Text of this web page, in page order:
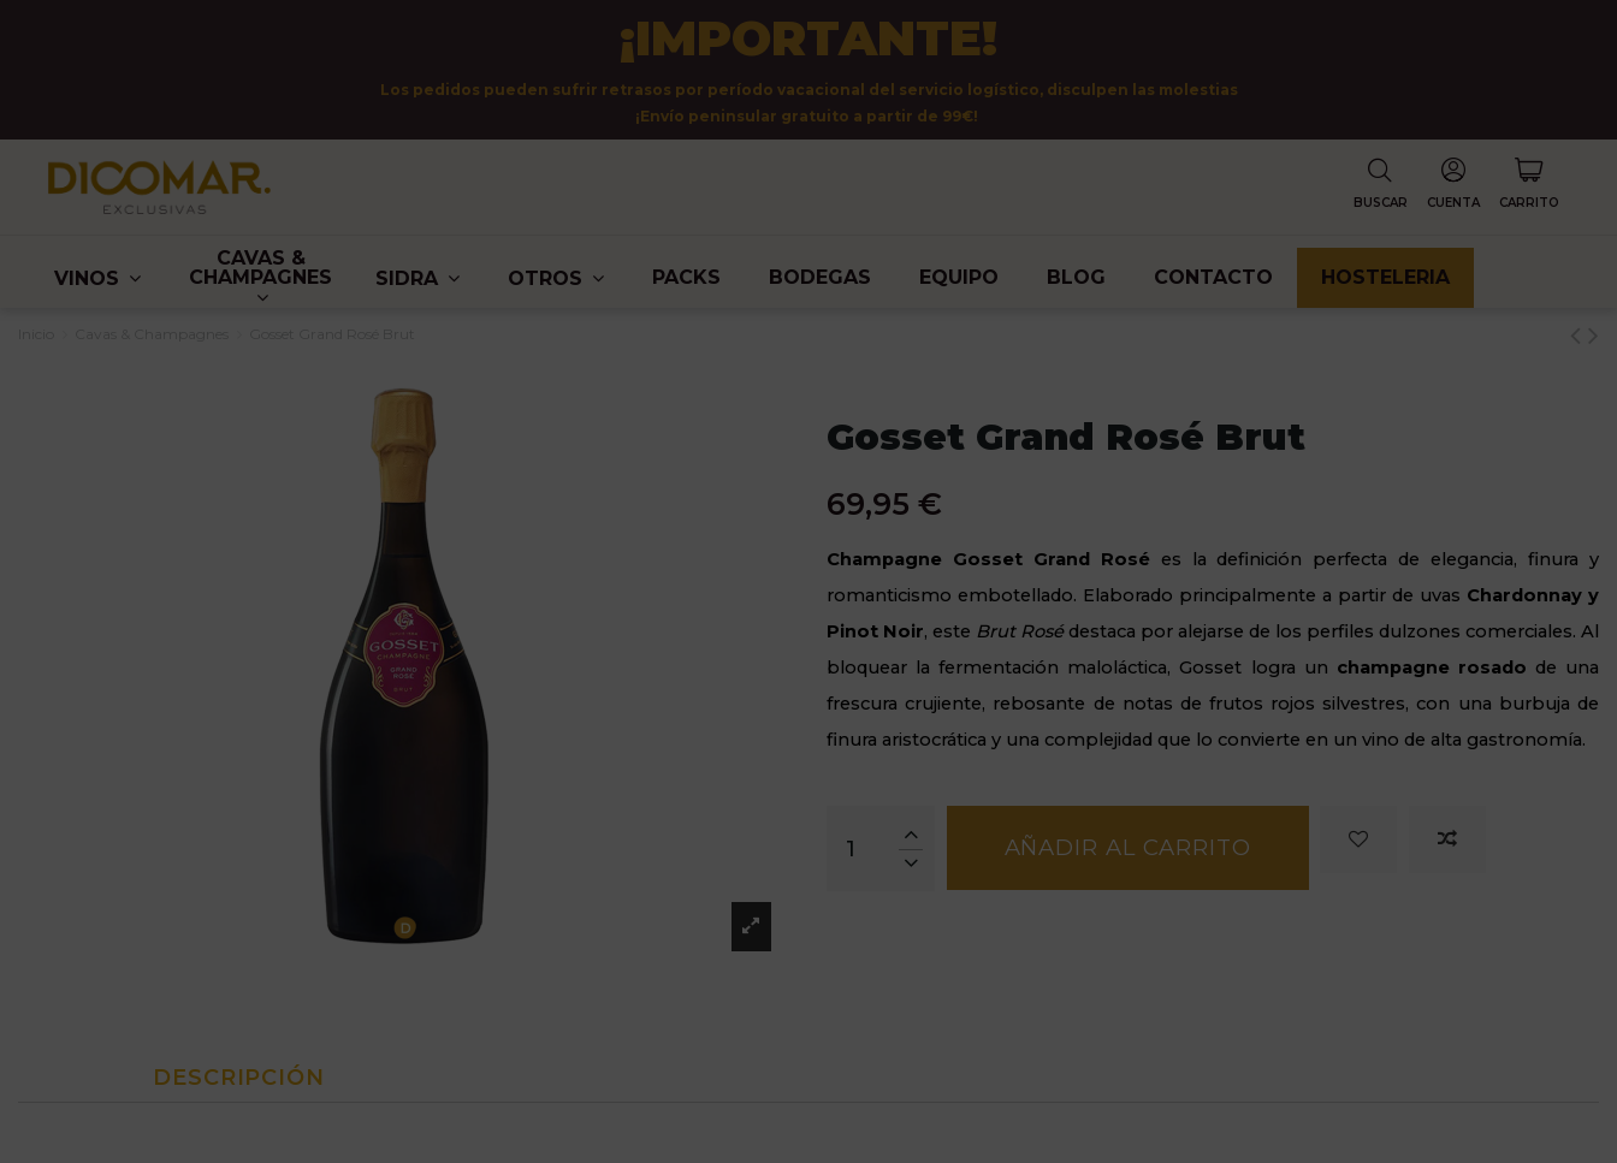
¡IMPORTANTE!
Los pedidos pueden sufrir retrasos por período vacacional del servicio logístico, disculpen las molestias
¡Envío peninsular gratuito a partir de 99€!
BUSCAR CUENTA CARRITO
VINOS
CAVAS &
CHAMPAGNES
SIDRA OTROS PACKS BODEGAS EQUIPO BLOG CONTACTO HOSTELERIA
Gosset Grand Rosé Brut
69,95 €
Champagne Gosset Grand Rosé es la definición perfecta de elegancia, finura y
romanticismo embotellado. Elaborado principalmente a partir de uvas Chardonnay y
Pinot Noir, este Brut Rosédestaca por alejarse de los perfiles dulzones comerciales. Al
bloquear la fermentación maloláctica, Gosset logra un champagne rosado de una
frescura crujiente, rebosante de notas de frutos rojos silvestres, con una burbuja de
finura aristocrática y una complejidad que lo convierte en un vino de alta gastronomía.
AÑADIR AL CARRITO
DESCRIPCIÓN